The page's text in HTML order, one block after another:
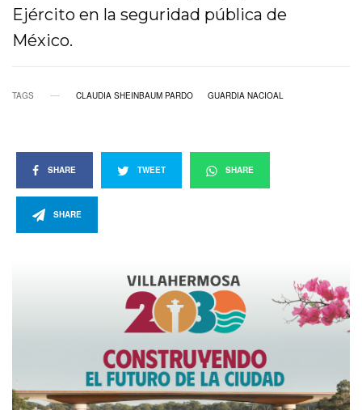
Ejército en la seguridad pública de
México.
TAGS CLAUDIA SHEINBAUM PARDO GUARDIA NACIOAL
SHARE TWEET SHARE
SHARE